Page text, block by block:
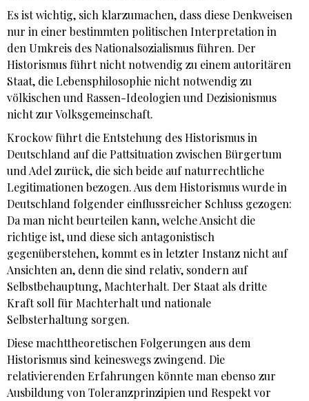
Es ist wichtig, sich klarzumachen, dass diese Denkweisen
nur in einer bestimmten politischen Interpretation in
den Umkreis des Nationalsozialismus führen. Der
Historismus führt nicht notwendig zu einem autoritären
Staat, die Lebensphilosophie nicht notwendig zu
völkischen und Rassen-Ideologien und Dezisionismus
nicht zur Volksgemeinschaft.
Krockow führt die Entstehung des Historismus in
Deutschland auf die Pattsituation zwischen Bürgertum
und Adel zurück, die sich beide auf naturrechtliche
Legitimationen bezogen. Aus dem Historismus wurde in
Deutschland folgender einflussreicher Schluss gezogen:
Da man nicht beurteilen kann, welche Ansicht die
richtige ist, und diese sich antagonistisch
gegenüberstehen, kommt es in letzter Instanz nicht auf
Ansichten an, denn die sind relativ, sondern auf
Selbstbehauptung, Machterhalt. Der Staat als dritte
Kraft soll für Machterhalt und nationale
Selbsterhaltung sorgen.
Diese machttheoretischen Folgerungen aus dem
Historismus sind keineswegs zwingend. Die
relativierenden Erfahrungen könnte man ebenso zur
Ausbildung von Toleranzprinzipien und Respekt vor